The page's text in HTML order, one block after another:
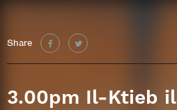
Share
3.00pm Il-Ktieb